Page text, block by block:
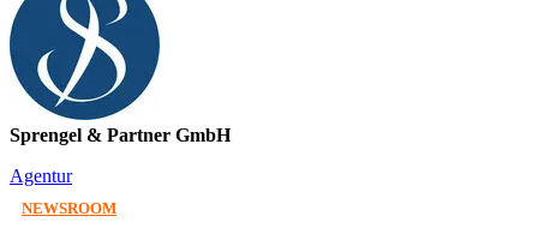
Sprengel & Partner GmbH
Agentur
NEWSROOM